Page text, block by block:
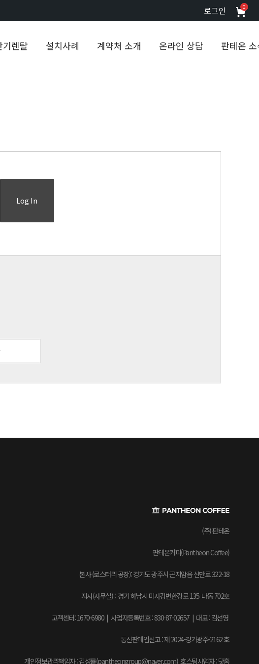
로그인 0
기렌탈 설치사례 계약처 소개 온라인 상담 판테온
Log In
(주) 판테온
판테온커피(Pantheon Coffee)
본사 (로스터리 공장): 경기도 광주시 곤지암읍 신만로 322-18
지사(사무실) : 경기 하남시 미사강변한강로 135 나동 702호
고객센터: 1670-6980 | 사업자등록번호 : 830-87-02657 | 대표 : 김선영
통신판매업신고 : 제 2024-경기광주-2162 호
개인정보관리책임자 : 김성률(pantheongroup@naver.com) 호스팅사업자 : 닷홈